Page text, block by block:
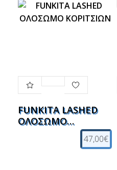
FUNKITA LASHED
ΟΛΟΣΩΜΟ
47,00€